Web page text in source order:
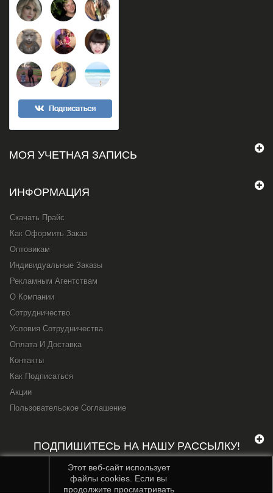
МОЯ УЧЕТНАЯ ЗАПИСЬ
ИНФОРМАЦИЯ
Скачать Прайс
Как Оформить Заказ
Оптовикам
Индивидуальные Заказы
Рекламным Агентствам
О Компании
Сотрудничество
Условия Сотрудничества
Оплата И Доставка
Контакты
Как Подписаться
Акции
Пользовательское Соглашение
ПОДПИШИТЕСЬ НА НАШУ РАССЫЛКУ!
Этот веб-сайт использует
файлы cookies. Если вы
продолжите просматривать